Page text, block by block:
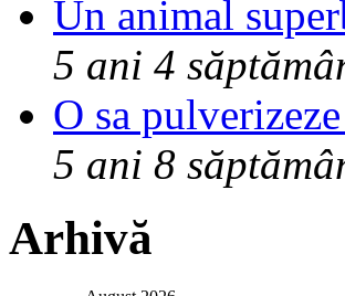
Un animal
5 ani 4
O sa
5 ani 8
Arhivă